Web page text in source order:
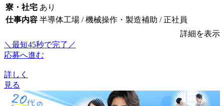
寮・社宅 あり
仕事内容 半導体工場 / 機械操作・製造補助 / 正社員
詳細を表示
＼最短45秒で完了／
応募へ進む
詳しく
見る